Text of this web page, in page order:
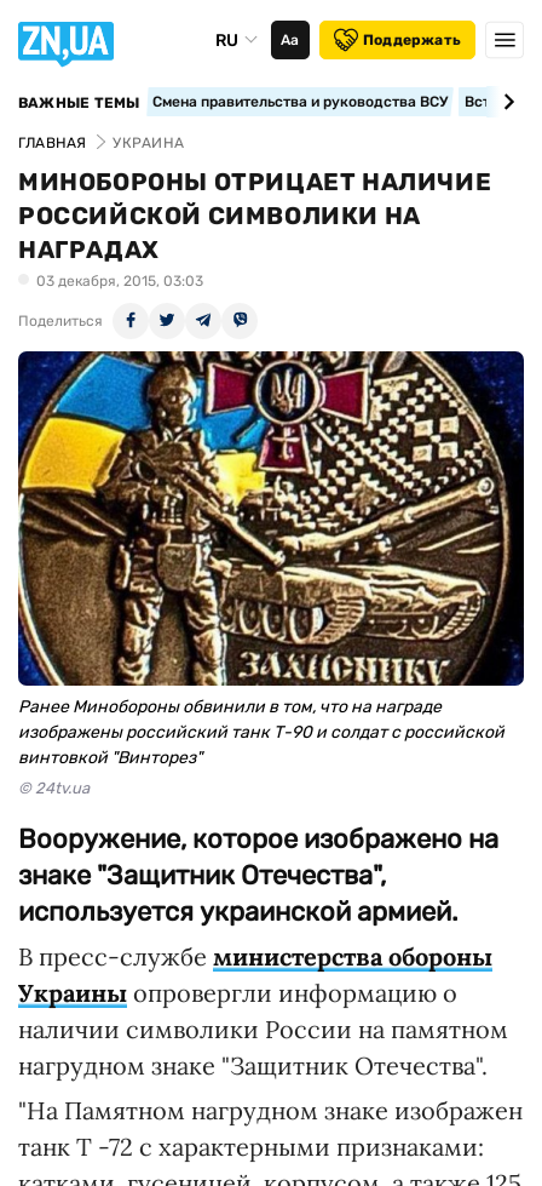
RU Аа Поддержать
ВАЖНЫЕ ТЕМЫ Смена правительства и руководства ВСУ
ГЛАВНАЯ УКРАИНА
МИНОБОРОНЫ ОТРИЦАЕТ НАЛИЧИЕ
РОССИЙСКОЙ СИМВОЛИКИ НА
НАГРАДАХ
03 декабря, 2015, 03:03
Поделиться
Ранее Минобороны обвинили в том, что на награде
изображены российский танк Т-90 и солдат с российской
винтовкой "Винторез"
© 24tv.ua
Вооружение, которое изображено на
знаке "Защитник Отечества",
используется украинской армией.
В пресс-службе министерства обороны
Украины опровергли информацию о
наличии символики России на памятном
нагрудном знаке "Защитник Отечества".
"На Памятном нагрудном знаке изображен
танк Т -72 с характерными признаками: